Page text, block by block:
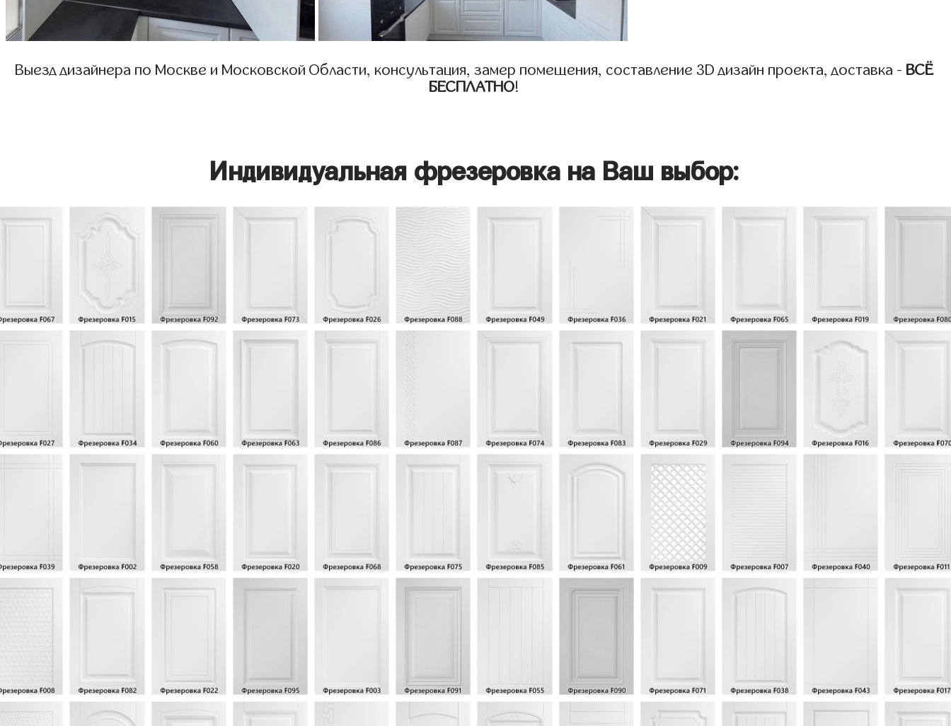
Выезд дизайнера по Москве и Московской Области, консультация, замер помещения, составление 3D дизайн проекта, доставка - ВСЁ
БЕСПЛАТНО!
Индивидуальная фрезеровка на Ваш выбор: